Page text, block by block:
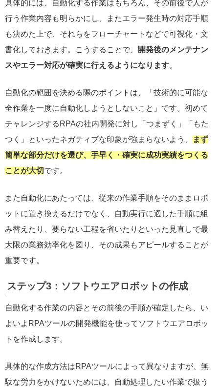
具体的には、自動化する作業はもちろん、その前後で人が
行う作業内容も明らかにし、またエラー発生時の対応手順
も決めた上で、それらをフローチャートなどで可視化・文
書化しておきます。こうすることで、
開発後のメンテナン
スやエラー対応が確実に行えるようになります。
自動化の範囲を決める際のポイントは、「技術的に可能な
全作業を一度に自動化しようとしないこと」です。初めて
チャレンジするRPAの社内開発に対し「つまずく」「もた
つく」といったネガティブな印象が強まらないよう、
まず
簡単な部分だけを選び、手早く・確実に成功実績をつくる
ことが大切 です。
また自動化にあたっては、従来の作業手順をそのままロボ
ットに置き換えるだけでなく、自動実行に適した手順に組
み替えたり、要らない工程を省いたりといった見直しで最
大限の業務効率化を図り、その成果もアピールすることが
重要です。
ステップ3：ソフトウエアロボットの作成
自動化する作業の内容とその前後の手順が確定したら、い
よいよRPAツールの開発機能を使ってソフトウエアロボッ
トを作成します。
具体的な作成方法はRPAツールによって異なりますが、無
駄な労力をかけないためには、自動処理したい作業で扱う